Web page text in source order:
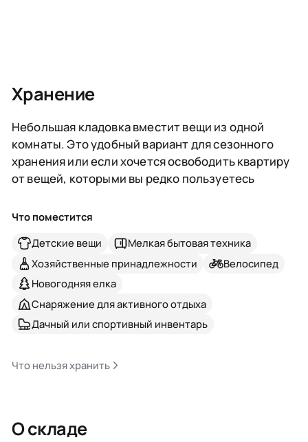
Хранение
Небольшая кладовка вместит вещи из одной
комнаты. Это удобный вариант для сезонного
хранения или если хочется освободить квартиру
от вещей, которыми вы редко пользуетесь
Что поместится
Детские вещи
Мелкая бытовая техника
Хозяйственные принадлежности
Велосипед
Новогодняя елка
Снаряжение для активного отдыха
Дачный или спортивный инвентарь
Что нельзя хранить
О складе